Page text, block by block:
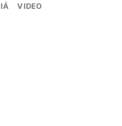
VIDEO